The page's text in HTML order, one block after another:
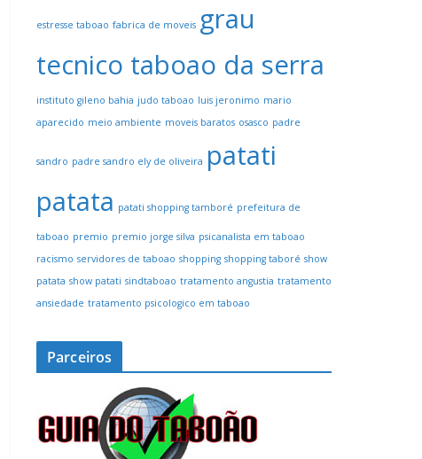
estresse taboao fabrica de moveis grau
tecnico taboao da serra
instituto gileno bahia judo taboao luis jeronimo mario
aparecido meio ambiente moveis baratos osasco padre
sandro padre sandro ely de oliveira patati
patata patati shopping tamboré prefeitura de
taboao premio premio jorge silva psicanalista em taboao
racismo servidores de taboao shopping shopping taboré show
patata show patati sindtaboao tratamento angustia tratamento
ansiedade tratamento psicologico em taboao
Parceiros